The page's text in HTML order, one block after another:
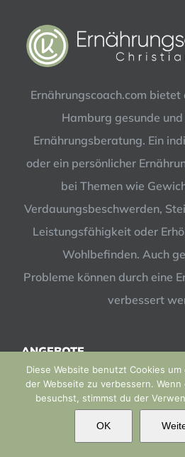
Ernährungscoach.com bietet
Hamburg gesunde
Ernährungsberatung. Ein
oder ein persönlicher
bei Themen wie
Verdauungsbeschwerden,
Leistungsfähigkeit oder
Wohlbefinden. Auch
Probleme können durch eine
verbessert
ANGEBOTE
Abnehmen
Performance
Diese Website benutzt Cookies
der Webseite zu verbessern.
besuchst, stimmst du der
OK